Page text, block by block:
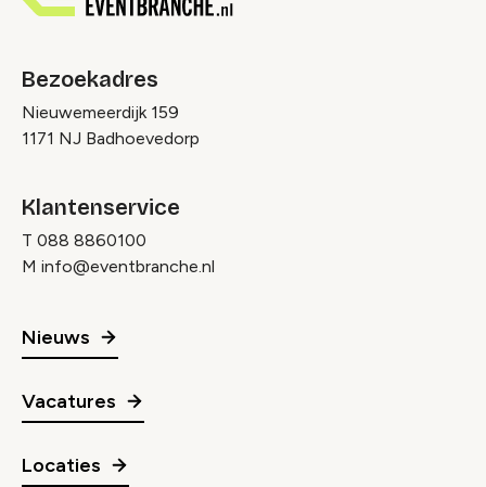
Bezoekadres
Nieuwemeerdijk 159
1171 NJ Badhoevedorp
Klantenservice
T 088 8860100
M info@eventbranche.nl
Nieuws
Vacatures
Locaties